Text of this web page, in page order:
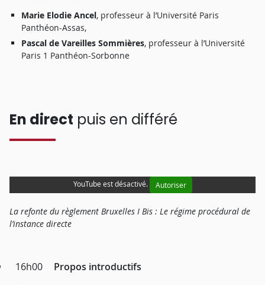
Marie Elodie Ancel, professeur à l’Université Paris
Panthéon-Assas,
Pascal de Vareilles Sommières, professeur à l’Université
Paris 1 Panthéon-Sorbonne
En direct puis en différé
YouTube est désactivé. Autoriser
La refonte du règlement Bruxelles I Bis : Le régime procédural de
l’instance directe
16h00 Propos introductifs